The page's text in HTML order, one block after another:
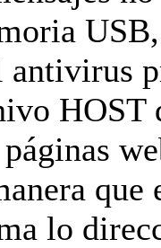
antivirus
HOST
lo